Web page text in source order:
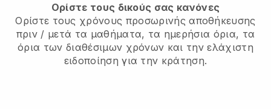
Ορίστε τους δικούς σας κανόνες
Ορίστε τους χρόνους προσωρινής αποθήκευσης
πριν / μετά τα μαθήματα, τα ημερήσια όρια, τα
όρια των διαθέσιμων χρόνων και την ελάχιστη
ειδοποίηση για την κράτηση.